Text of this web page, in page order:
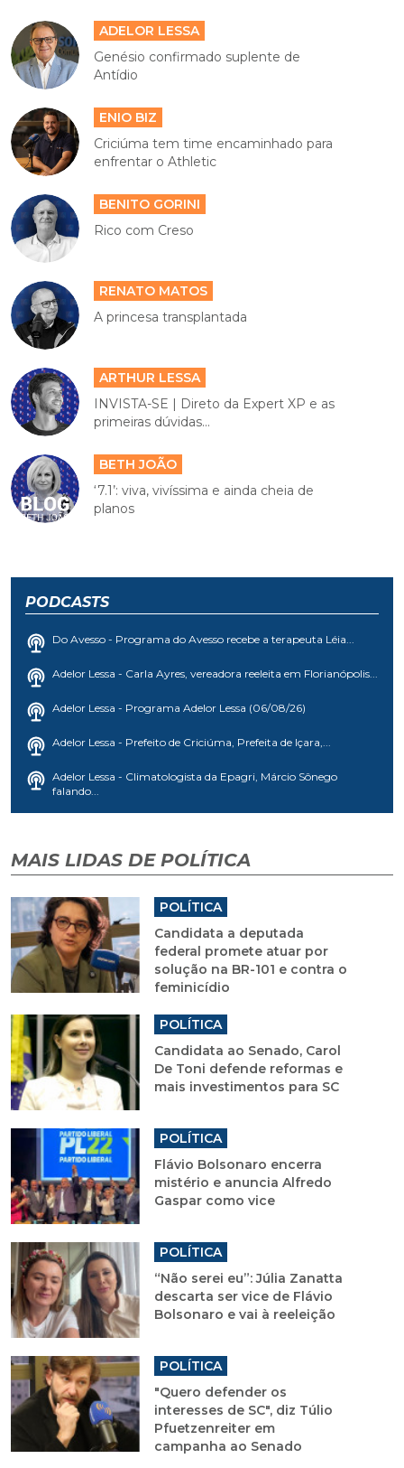
ADELOR LESSA
Genésio confirmado suplente de
Antídio
ENIO BIZ
Criciúma tem time encaminhado para
enfrentar o Athletic
BENITO GORINI
Rico com Creso
RENATO MATOS
A princesa transplantada
ARTHUR LESSA
INVISTA-SE | Direto da Expert XP e as
primeiras dúvidas...
BETH JOÃO
‘7.1’: viva, vivíssima e ainda cheia de
planos
PODCASTS
Do Avesso - Programa do Avesso recebe a terapeuta Léia...
Adelor Lessa - Carla Ayres, vereadora reeleita em Florianópolis...
Adelor Lessa - Programa Adelor Lessa (06/08/26)
Adelor Lessa - Prefeito de Criciúma, Prefeita de Içara,...
Adelor Lessa - Climatologista da Epagri, Márcio Sônego
falando...
MAIS LIDAS DE POLÍTICA
POLÍTICA
Candidata a deputada
federal promete atuar por
solução na BR-101 e contra o
feminicídio
POLÍTICA
Candidata ao Senado, Carol
De Toni defende reformas e
mais investimentos para SC
POLÍTICA
Flávio Bolsonaro encerra
mistério e anuncia Alfredo
Gaspar como vice
POLÍTICA
“Não serei eu”: Júlia Zanatta
descarta ser vice de Flávio
Bolsonaro e vai à reeleição
POLÍTICA
"Quero defender os
interesses de SC", diz Túlio
Pfuetzenreiter em
campanha ao Senado